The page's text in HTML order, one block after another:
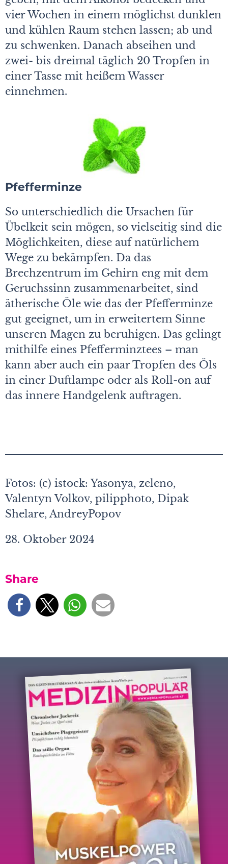
vier Wochen in einem möglichst dunklen
und kühlen Raum stehen lassen; ab und
zu schwenken. Danach abseihen und
zwei- bis dreimal täglich 20 Tropfen in
einer Tasse mit heißem Wasser
einnehmen.
Pfefferminze
So unterschiedlich die Ursachen für
Übelkeit sein mögen, so vielseitig sind die
Möglichkeiten, diese auf natürlichem
Wege zu bekämpfen. Da das
Brechzentrum im Gehirn eng mit dem
Geruchssinn zusammenarbeitet, sind
ätherische Öle wie das der Pfefferminze
gut geeignet, um in erweitertem Sinne
unseren Magen zu beruhigen. Das gelingt
mithilfe eines Pfefferminztees – man
kann aber auch ein paar Tropfen des Öls
in einer Duftlampe oder als Roll-on auf
das innere Handgelenk auftragen.
Fotos: (c) istock: Yasonya, zeleno,
Valentyn Volkov, pilipphoto, Dipak
Shelare, AndreyPopov
28. Oktober 2024
Share